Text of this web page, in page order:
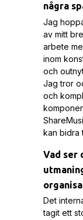
några
Jag
av mitt
arbete
inom
och
Jag tror
och
kan bidra
Vad ser
Det
tagit ett